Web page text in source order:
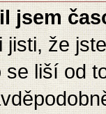
jsem
jisti, že
se liší od